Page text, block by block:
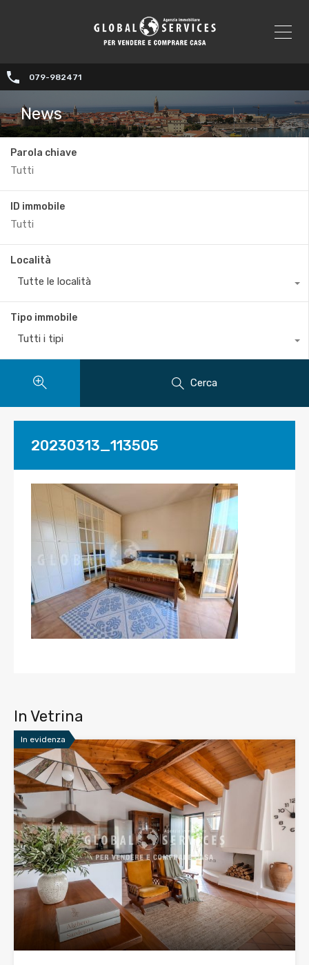
079-982471
News
Parola chiave
ID immobile
Località
Tutte le località
Tipo immobile
Tutti i tipi
Cerca
20230313_113505
In Vetrina
In evidenza